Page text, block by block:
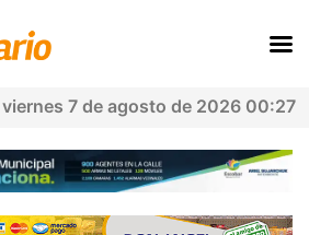
7 de agosto de 2026 00:27